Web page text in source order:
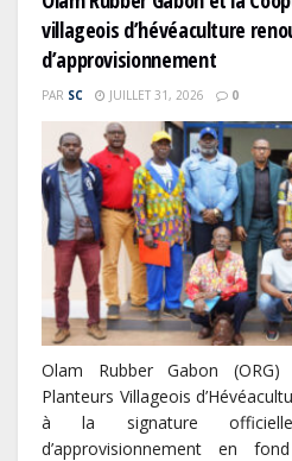
villageois d’hévéaculture
d’approvisionnement
PAR SC JUILLET 31, 2026 0
Olam Rubber Gabon
Planteurs Villageois
à la signature
d’approvisionnement en